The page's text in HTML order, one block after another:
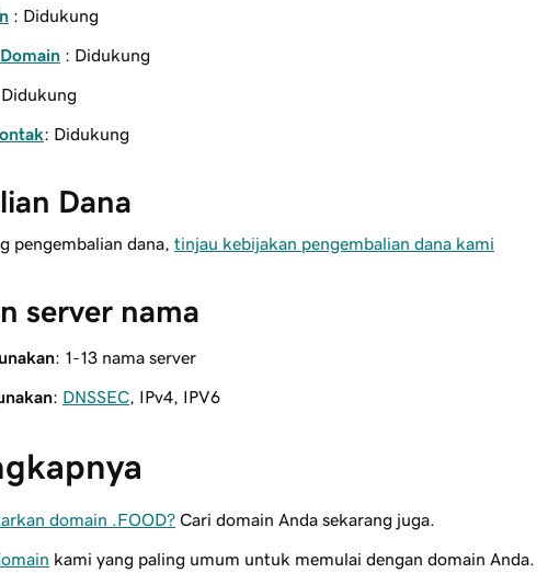
: Didukung
: Didukung
: Didukung
Dana
pengembalian dana, tinjau kebijakan pengembalian dana kami
server nama
: 1-13 nama server
: DNSSEC , IPv4, IPV6
domain .FOOD? Cari domain Anda sekarang juga.
kami yang paling umum untuk memulai dengan domain Anda.